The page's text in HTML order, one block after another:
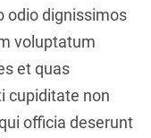
odio dignissimos
voluptatum
et quas
cupiditate non
officia deserunt